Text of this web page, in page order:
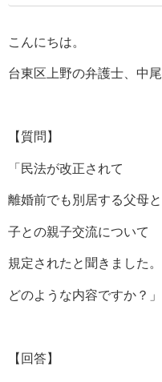
こんにちは。
台東区上野の弁護士、中尾
【質問】
「民法が改正されて
離婚前でも別居する父母と
子との親子交流について
規定されたと聞きました。
どのような内容ですか？」
【回答】